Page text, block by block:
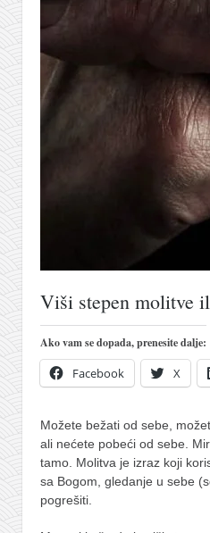
Viši stepen molitve
Ako vam se dopada, prenesite dalje:
Facebook X
Možete bežati od sebe,
ali nećete pobeći od sebe.
tamo. Molitva je izraz koji
sa Bogom, gledanje u sebe
pogrešiti.